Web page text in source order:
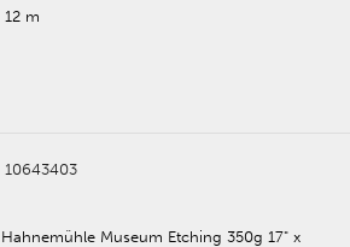
12 m
10643403
Hahnemühle Museum Etching 350g 17" x